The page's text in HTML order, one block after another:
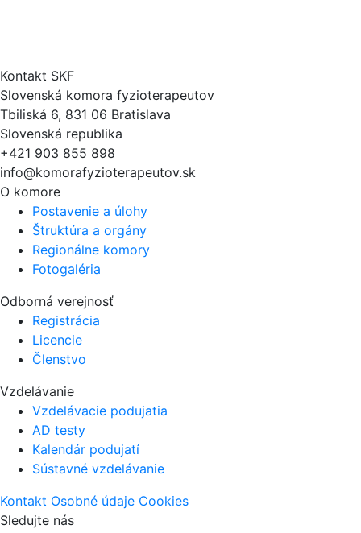
Kontakt SKF
Slovenská komora fyzioterapeutov
Tbiliská 6, 831 06 Bratislava
Slovenská republika
+421 903 855 898
info@komorafyzioterapeutov.sk
O komore
Postavenie a úlohy
Štruktúra a orgány
Regionálne komory
Fotogaléria
Odborná verejnosť
Registrácia
Licencie
Členstvo
Vzdelávanie
Vzdelávacie podujatia
AD testy
Kalendár podujatí
Sústavné vzdelávanie
Kontakt Osobné údaje Cookies
Sledujte nás